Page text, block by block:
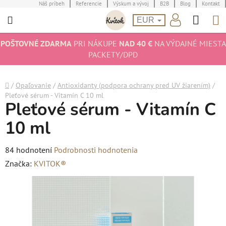
na
Náš príbeh Referencie Výskum a vývoj B2B Blog Kontakt
EUR
POŠTOVNÉ ZDARMAPRI NÁKUPE NAD 40 €NA VÝDAJNÉ MIESTA
PACKETY/DPD
Domov
/ Opaľovanie / Antioxidanty (podpora ochrany pred UV žiarením) /
Pleťové sérum - Vitamín C 10 ml
Pleťové sérum - Vitamín C
10 ml
Priemerné
hodnotenie
produktu
84 hodnotení Podrobnosti hodnotenia
Značka: KVITOK®